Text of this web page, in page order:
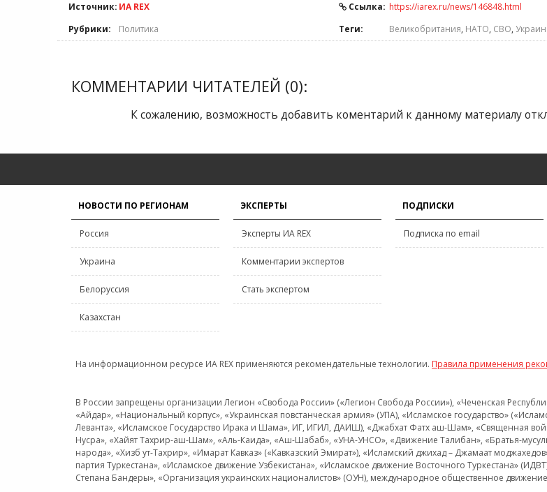
Источник: ИА REX Ссылка: https://iarex.ru/news/146848.html
Рубрики:
Политика Теги: Великобритания, НАТО, СВО,
КОММЕНТАРИИ ЧИТАТЕЛЕЙ (0):
К сожалению, возможность добавить коментарий к данному материалу
НОВОСТИ ПО РЕГИОНАМ
Россия
Украина
Белоруссия
Казахстан
ЭКСПЕРТЫ
Эксперты ИА REX
Комментарии экспертов
Стать экспертом
ПОДПИСКИ
Подписка по email
На информационном ресурсе ИА REX применяются рекомендательные технологии. Правила применения
В России запрещены организации Легион «Свобода России» («Легион Свобода России»), «Чеченская
«Айдар», «Национальный корпус», «Украинская повстанческая армия» (УПА), «Исламское государство»
Леванта», «Исламское Государство Ирака и Шама», ИГ, ИГИЛ, ДАИШ), «Джабхат Фатх аш-Шам», «Священная
Нусра», «Хайят Тахрир-аш-Шам», «Аль-Каида», «Аш-Шабаб», «УНА-УНСО», «Движение Талибан», «Братья-
народа», «Хизб ут-Тахрир», «Имарат Кавказ» («Кавказский Эмират»), «Исламский джихад – Джамаат
партия Туркестана», «Исламское движение Узбекистана», «Исламское движение Восточного Туркестана»
Степана Бандеры», «Организация украинских националистов» (ОУН), международное общественное